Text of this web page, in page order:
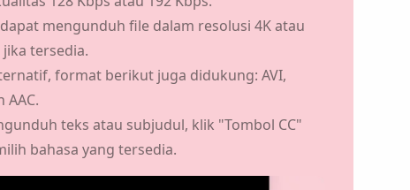
mengunduh file dalam resolusi 4K atau
jika tersedia.
format berikut juga didukung: AVI,
AAC.
teks atau subjudul, klik "Tombol CC"
bahasa yang tersedia.